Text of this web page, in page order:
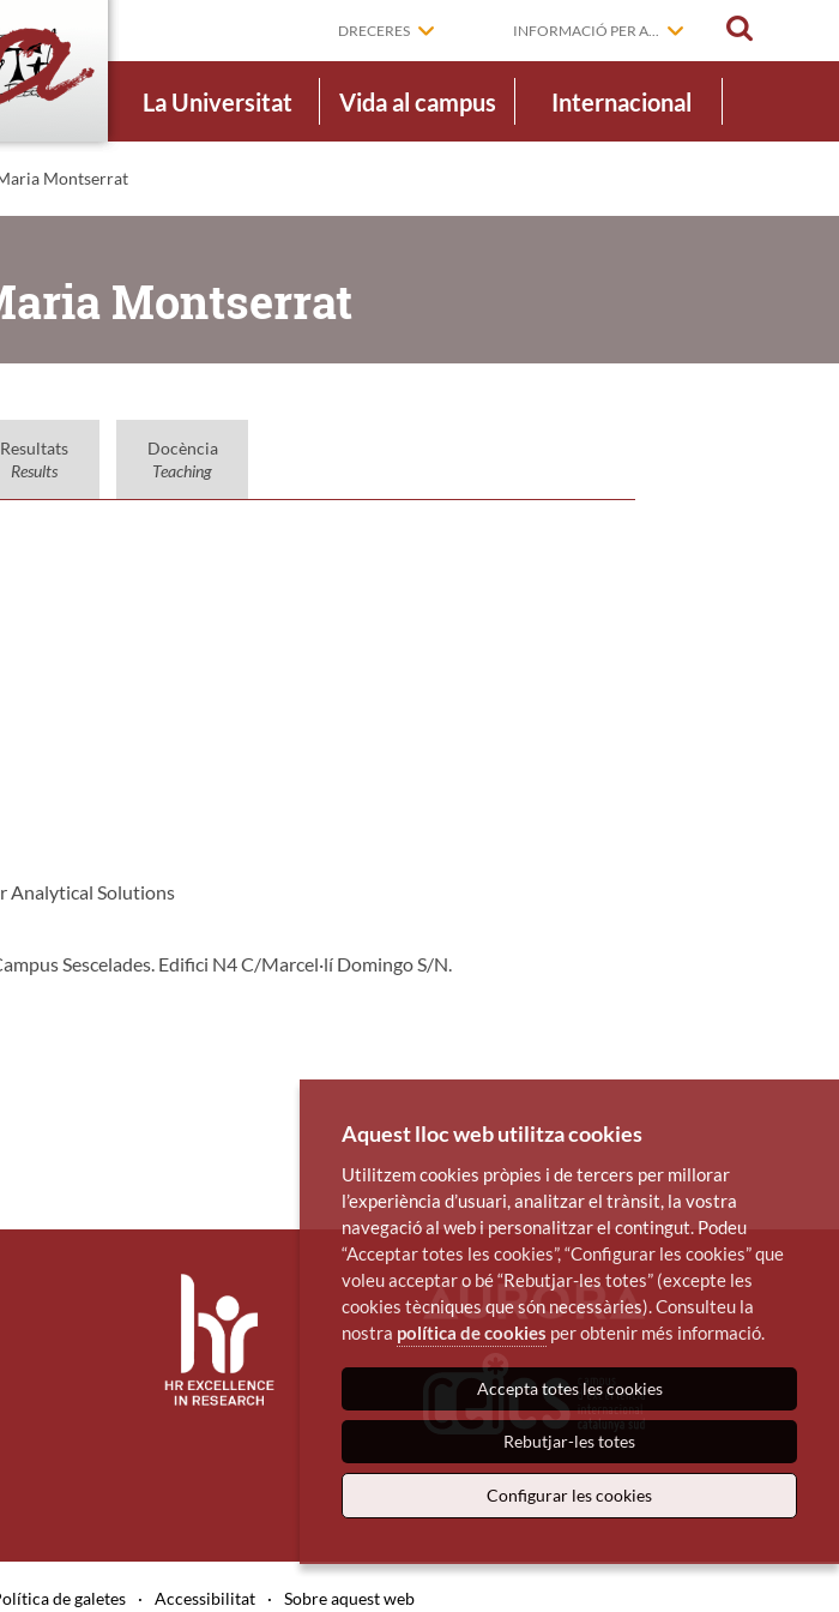
DRECERES INFORMACIÓ PER A...
La Universitat Vida al campus Internacional
Montserrat
Montserrat
Resultats
Results
Docència
Teaching
Analytical Solutions
Sescelades. Edifici N4 C/Marcel·lí Domingo S/N.
de galetes · Accessibilitat · Sobre aquest web
Aquest lloc web utilitza cookies
Utilitzem cookies pròpies i de tercers per millorar
l’experiència d’usuari, analitzar el trànsit, la vostra
navegació al web i personalitzar el contingut. Podeu
“Acceptar totes les cookies”, “Configurar les cookies” que
voleu acceptar o bé “Rebutjar-les totes” (excepte les
cookies tècniques que són necessàries). Consulteu la
nostra política de cookies per obtenir més informació.
Accepta totes les cookies
Rebutjar-les totes
Configurar les cookies